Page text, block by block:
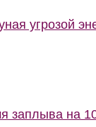
угрозой
заплыва на